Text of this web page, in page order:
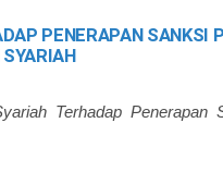
PENERAPAN SANKSI
SYARIAH
Terhadap Penerapan